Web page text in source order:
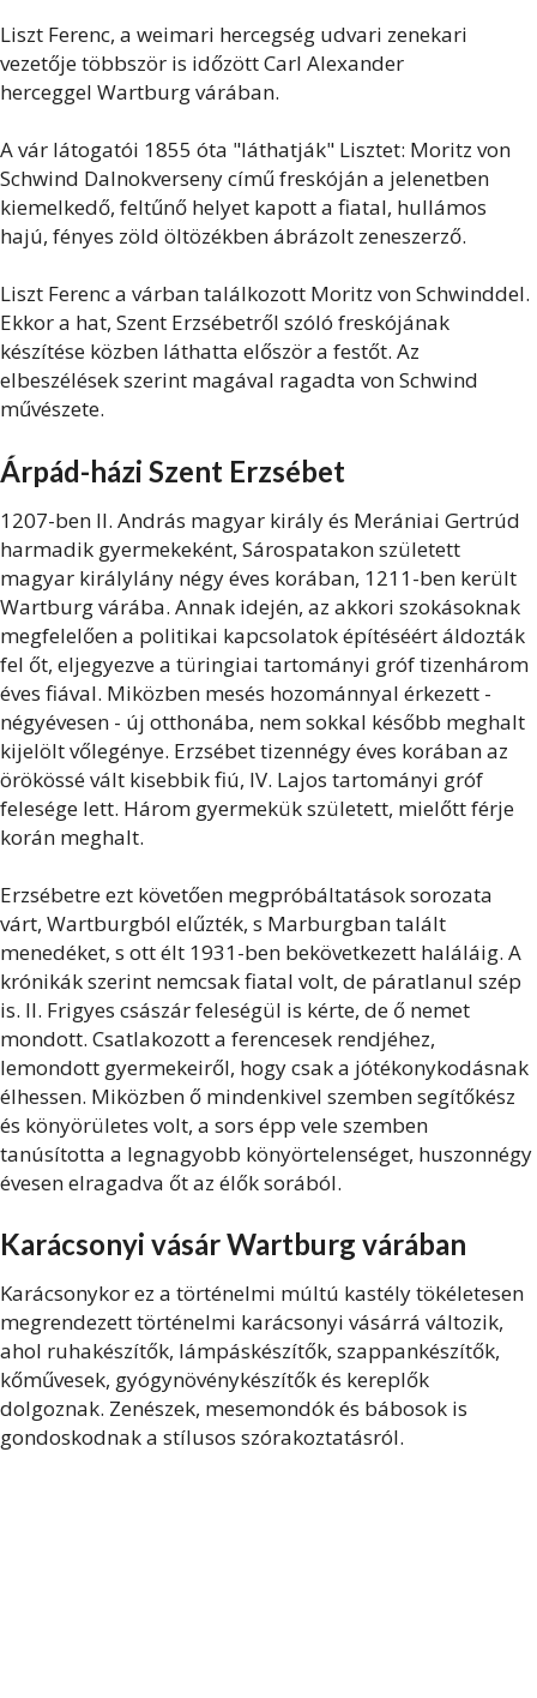
Liszt Ferenc, a weimari hercegség udvari zenekari
vezetője többször is időzött Carl Alexander
herceggel Wartburg várában.
A vár látogatói 1855 óta "láthatják" Lisztet: Moritz von
Schwind Dalnokverseny című freskóján a jelenetben
kiemelkedő, feltűnő helyet kapott a fiatal, hullámos
hajú, fényes zöld öltözékben ábrázolt zeneszerző.
Liszt Ferenc a várban találkozott Moritz von Schwinddel.
Ekkor a hat, Szent Erzsébetről szóló freskójának
készítése közben láthatta először a festőt. Az
elbeszélések szerint magával ragadta von Schwind
művészete.
Árpád-házi Szent Erzsébet
1207-ben II. András magyar király és Merániai Gertrúd
harmadik gyermekeként, Sárospatakon született
magyar királylány négy éves korában, 1211-ben került
Wartburg várába. Annak idején, az akkori szokásoknak
megfelelően a politikai kapcsolatok építéséért áldozták
fel őt, eljegyezve a türingiai tartományi gróf tizenhárom
éves fiával. Miközben mesés hozománnyal érkezett -
négyévesen - új otthonába, nem sokkal később meghalt
kijelölt vőlegénye. Erzsébet tizennégy éves korában az
örökössé vált kisebbik fiú, IV. Lajos tartományi gróf
felesége lett. Három gyermekük született, mielőtt férje
korán meghalt.
Erzsébetre ezt követően megpróbáltatások sorozata
várt, Wartburgból elűzték, s Marburgban talált
menedéket, s ott élt 1931-ben bekövetkezett haláláig. A
krónikák szerint nemcsak fiatal volt, de páratlanul szép
is. II. Frigyes császár feleségül is kérte, de ő nemet
mondott. Csatlakozott a ferencesek rendjéhez,
lemondott gyermekeiről, hogy csak a jótékonykodásnak
élhessen. Miközben ő mindenkivel szemben segítőkész
és könyörületes volt, a sors épp vele szemben
tanúsította a legnagyobb könyörtelenséget, huszonnégy
évesen elragadva őt az élők sorából.
Karácsonyi vásár Wartburg várában
Karácsonykor ez a történelmi múltú kastély tökéletesen
megrendezett történelmi karácsonyi vásárrá változik,
ahol ruhakészítők, lámpáskészítők, szappankészítők,
kőművesek, gyógynövénykészítők és kereplők
dolgoznak. Zenészek, mesemondók és bábosok is
gondoskodnak a stílusos szórakoztatásról.